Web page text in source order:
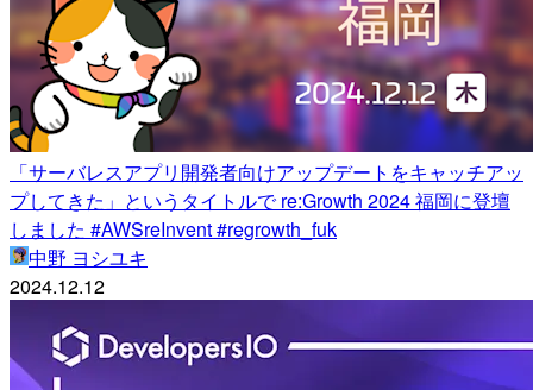
「サーバレスアプリ開発者向けアップデートをキャッチアッ
プしてきた」というタイトルで re:Growth 2024 福岡に登壇
しました #AWSreInvent #regrowth_fuk
中野 ヨシユキ
2024.12.12